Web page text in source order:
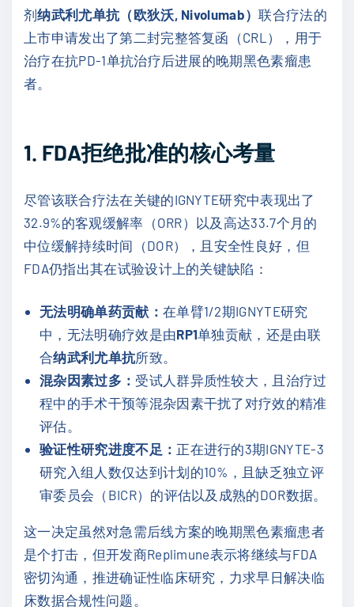
剂纳武利尤单抗（欧狄沃, Nivolumab）联合疗法的
上市申请发出了第二封完整答复函（CRL），用于
治疗在抗PD-1单抗治疗后进展的晚期黑色素瘤患
者。
1. FDA拒绝批准的核心考量
尽管该联合疗法在关键的IGNYTE研究中表现出了
32.9%的客观缓解率（ORR）以及高达33.7个月的
中位缓解持续时间（DOR），且安全性良好，但
FDA仍指出其在试验设计上的关键缺陷：
无法明确单药贡献： 在单臂1/2期IGNYTE研究
中，无法明确疗效是由RP1单独贡献，还是由联
合纳武利尤单抗所致。
混杂因素过多： 受试人群异质性较大，且治疗过
程中的手术干预等混杂因素干扰了对疗效的精准
评估。
验证性研究进度不足： 正在进行的3期IGNYTE-3
研究入组人数仅达到计划的10%，且缺乏独立评
审委员会（BICR）的评估以及成熟的DOR数据。
这一决定虽然对急需后线方案的晚期黑色素瘤患者
是个打击，但开发商Replimune表示将继续与FDA
密切沟通，推进确证性临床研究，力求早日解决临
床数据合规性问题。